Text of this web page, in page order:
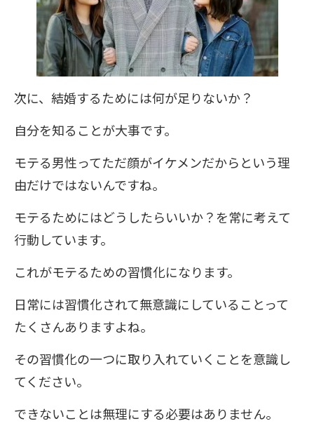
次に、結婚するためには何が足りないか？
自分を知ることが大事です。
モテる男性ってただ顔がイケメンだからという理
由だけではないんですね。
モテるためにはどうしたらいいか？を常に考えて
行動しています。
これがモテるための習慣化になります。
日常には習慣化されて無意識にしていることって
たくさんありますよね。
その習慣化の一つに取り入れていくことを意識し
てください。
できないことは無理にする必要はありません。